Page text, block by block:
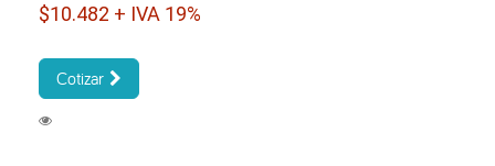
$10.482 + IVA 19%
Cotizar